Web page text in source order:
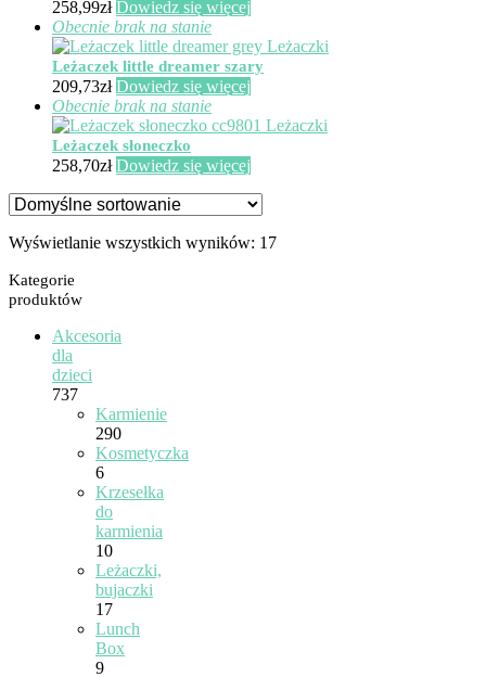
258,99zł Dowiedz się więcej
Obecnie brak na stanie
Leżaczek little dreamer szary
209,73zł Dowiedz się więcej
Obecnie brak na stanie
Leżaczek słoneczko
258,70zł Dowiedz się więcej
Wyświetlanie wszystkich wyników: 17
Kategorie
produktów
Akcesoria
dla
dzieci
737
Karmienie
290
Kosmetyczka
6
Krzesełka
do
karmienia
10
Leżaczki,
bujaczki
17
Lunch
Box
9